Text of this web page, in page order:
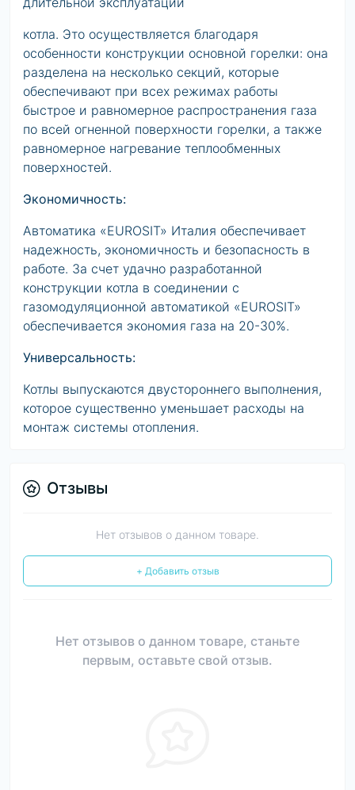
котла. Это осуществляется благодаря
особенности конструкции основной горелки: она
разделена на несколько секций, которые
обеспечивают при всех режимах работы
быстрое и равномерное распространения газа
по всей огненной поверхности горелки, а также
равномерное нагревание теплообменных
поверхностей.
Экономичность:
Автоматика «EUROSIT» Италия обеспечивает
надежность, экономичность и безопасность в
работе. За счет удачно разработанной
конструкции котла в соединении с
газомодуляционной автоматикой «EUROSIT»
обеспечивается экономия газа на 20-30%.
Универсальность:
Котлы выпускаются двустороннего выполнения,
которое существенно уменьшает расходы на
монтаж системы отопления.
Отзывы
Нет отзывов о данном товаре.
+ Добавить отзыв
Нет отзывов о данном товаре, станьте
первым, оставьте свой отзыв.